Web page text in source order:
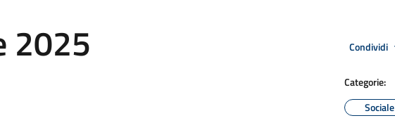
2025 Condividi
Categorie:
Sociale